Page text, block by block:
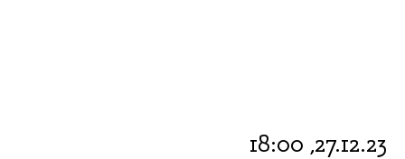
27.12.23, 18:00